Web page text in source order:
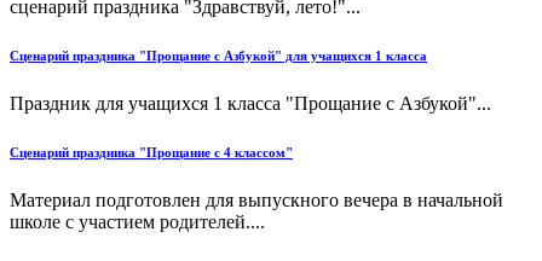
сценарий праздника "Здравствуй, лето!"...
Сценарий праздника "Прощание с Азбукой" для учащихся 1 класса
Праздник для учащихся 1 класса "Прощание с Азбукой"...
Сценарий праздника "Прощание с 4 классом"
Материал подготовлен для выпускного вечера в начальной
школе с участием родителей....